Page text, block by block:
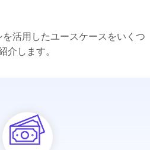
活用したユースケースをいくつ
介します。